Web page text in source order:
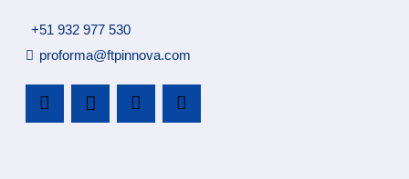
+51 932 977 530
proforma@ftpinnova.com